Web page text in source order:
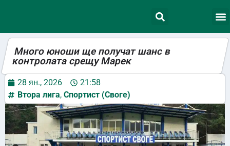
Много юноши ще получат шанс в
контролата срещу Марек
28 ян., 2026
21:58
Втора лига, Спортист (Своге)